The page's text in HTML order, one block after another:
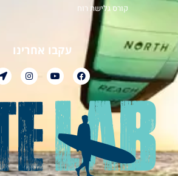
קורס גלישת רוח
עקבו אחרינו